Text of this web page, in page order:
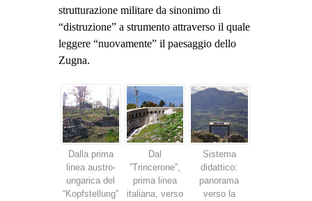
strutturazione militare da sinonimo di
“distruzione” a strumento attraverso il quale
leggere “nuovamente” il paesaggio dello
Zugna.
Dalla prima
linea austro-
ungarica del
“Kopfstellung”
Dal
”Trincerone”,
prima linea
italiana, verso
Sistema
didattico:
panorama
verso la